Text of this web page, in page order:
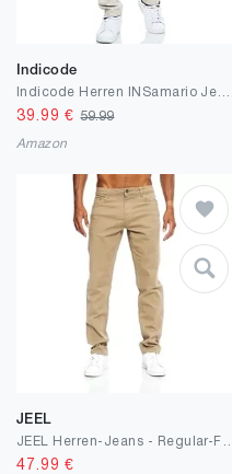
Indicode
39.99 €59.99
Amazon
JEEL
47.99 €